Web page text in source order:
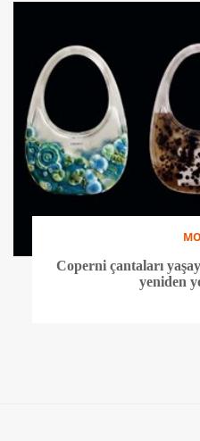
Coperni çantaları
yeniden